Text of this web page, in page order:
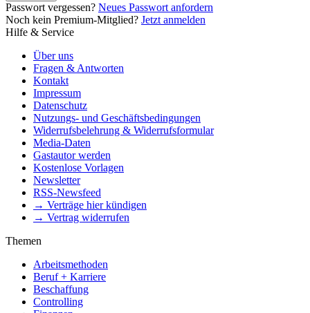
Passwort vergessen? Neues Passwort anfordern
Noch kein Premium-Mitglied? Jetzt anmelden
Hilfe & Service
Über uns
Fragen & Antworten
Kontakt
Impressum
Datenschutz
Nutzungs- und Geschäftsbedingungen
Widerrufsbelehrung & Widerrufsformular
Media-Daten
Gastautor werden
Kostenlose Vorlagen
Newsletter
RSS-Newsfeed
→ Verträge hier kündigen
→ Vertrag widerrufen
Themen
Arbeitsmethoden
Beruf + Karriere
Beschaffung
Controlling